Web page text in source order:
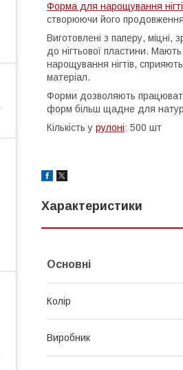
Форма для нарощування
створюючи його
Виготовлені з паперу,
до нігтьової пластини.
нарощування нігтів,
матеріал.
Форми дозволяють
форм більш щадне для
Кількість у рулоні: 500 шт
Характеристики
Основні
Колір
Виробник